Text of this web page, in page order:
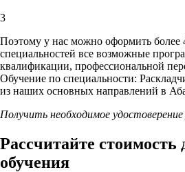
3
Поэтому у нас можно оформить более
специальностей все возможные
квалификации, профессиональной
Обучение по специальности:
из наших основных направлений в
Получить необходимое
Рассчитайте стоимость
обучения